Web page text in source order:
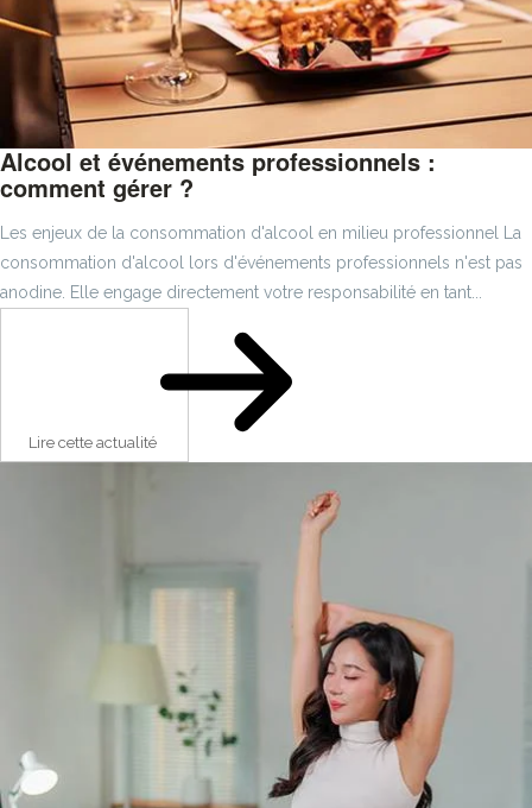
Alcool et événements professionnels :
comment gérer ?
Les enjeux de la consommation d'alcool en milieu professionnel La
consommation d'alcool lors d'événements professionnels n'est pas
anodine. Elle engage directement votre responsabilité en tant...
Lire cette actualité